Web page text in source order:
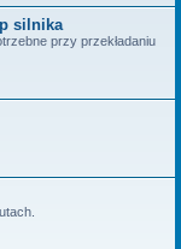
silnika
przy przekładaniu